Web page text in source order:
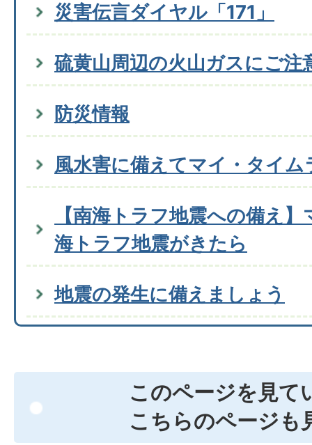
災害伝言ダイヤル「171」
硫黄山周辺の火山ガスにご注
防災情報
風水害に備えてマイ・タイ
【南海トラフ地震への備え
海トラフ地震がきたら
地震の発生に備えましょう
このページを見て
こちらのページも